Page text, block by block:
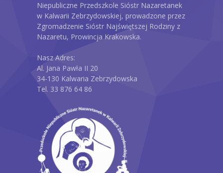
Niepubliczne Przedszkole Sióstr Nazaretanek
w Kalwarii Zebrzydowskiej, prowadzone przez
Zgromadzenie Sióstr Najświętszej Rodziny z
Nazaretu, Prowincja Krakowska.
Nasz Adres:
Al. Jana Pawła II 20
34-130 Kalwaria Zebrzydowska
Tel. 33 876 64 86